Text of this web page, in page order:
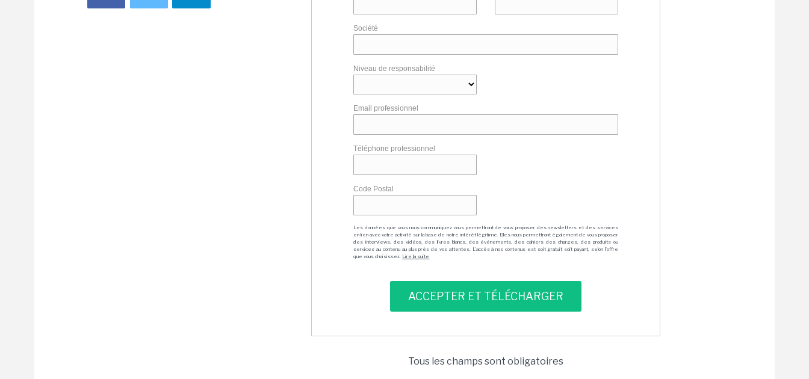
Société
Niveau de responsabilité
Email professionnel
Téléphone professionnel
Code Postal
Les données que vous nous communiquez nous permettront de vous proposer des newsletters et des services
en lien avec votre activité sur la base de notre intérêt légitime. Elles nous permettront également de vous proposer
des interviews, des vidéos, des livres blancs, des événements, des cahiers des charges, des produits ou
services au contenu au plus près de vos attentes. L'accès à nos contenus est soit gratuit soit payant, selon l'offre
que vous choisissez. Lire la suite
Tous les champs sont obligatoires